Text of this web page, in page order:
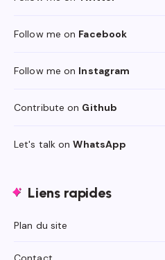
Follow me on Facebook
Follow me on Instagram
Contribute on Github
Let's talk onWhatsApp
Liens rapides
Plan du site